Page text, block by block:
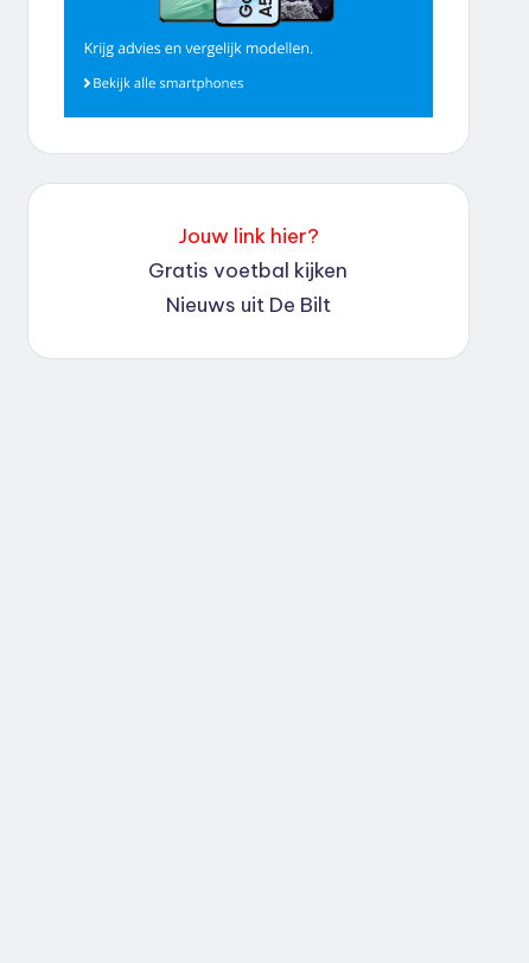
Jouw link hier?
Gratis voetbal kijken
Nieuws uit De Bilt